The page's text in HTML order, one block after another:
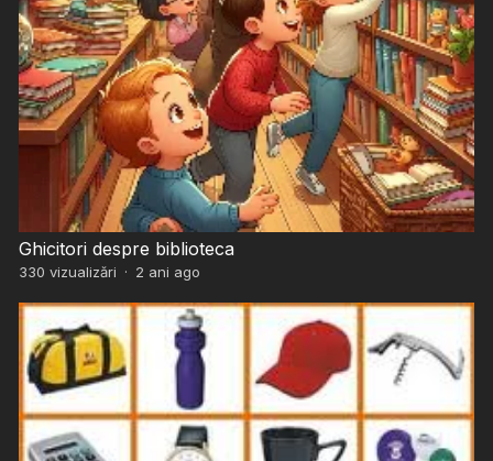
Ghicitori despre biblioteca
330 vizualizări · 2 ani ago